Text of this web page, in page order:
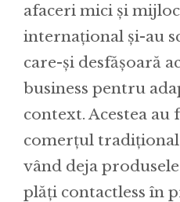
afaceri mici și
internațional și-au
care-și desfășoară
business pentru
context. Acestea
comerțul tradițional
vând deja
plăți contactless în